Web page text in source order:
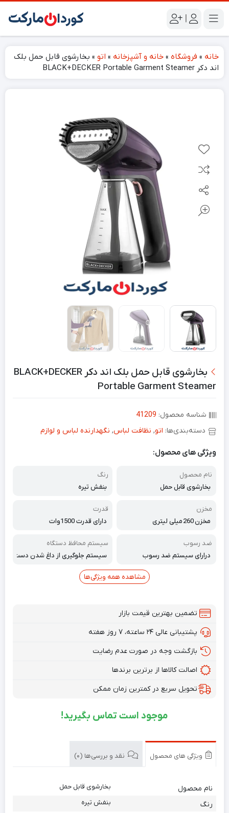
|
خانه » فروشگاه » خانه و آشپزخانه » اتو » بخارشوی قابل حمل بلک
اند دکر BLACK+DECKER Portable Garment Steamer
بخارشوی قابل حمل بلک اند دکر BLACK+DECKER
Portable Garment Steamer
شناسه محصول: 41209
دسته‌بندی‌ها: اتو, نظافت لباس, نگهدارنده لباس و لوازم
ویژگی های محصول:
نام محصول
بخارشوی قابل حمل
رنگ
بنفش تیره
مخزن
مخزن 260 میلی لیتری
قدرت
دارای قدرت 1500وات
ضد رسوب
درارای سیستم ضد رسوب
سیستم محافظ دستگاه
سیستم جلوگیری از داغ شدن دست
مشاهده همه ویژگی‌ها
تضمین بهترین قیمت بازار
پشتیبانی عالی ۲۴ ساعته، ۷ روز هفته
بازگشت وجه در صورت عدم رضایت
اصالت کالاها از برترین برندها
تحویل سریع در کمترین زمان ممکن
موجود است تماس بگیرید!
ویژگی های محصول نقد و بررسی‌ها (0)
نام محصول بخارشوی قابل حمل
رنگ بنفش تیره